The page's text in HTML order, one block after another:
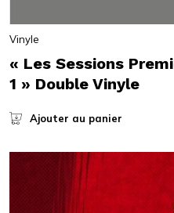
Vinyle
« Les Sessions
1 » Double Vinyle
Ajouter au panier